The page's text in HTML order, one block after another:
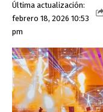
Última actualización:
febrero 18, 2026 10:53
pm